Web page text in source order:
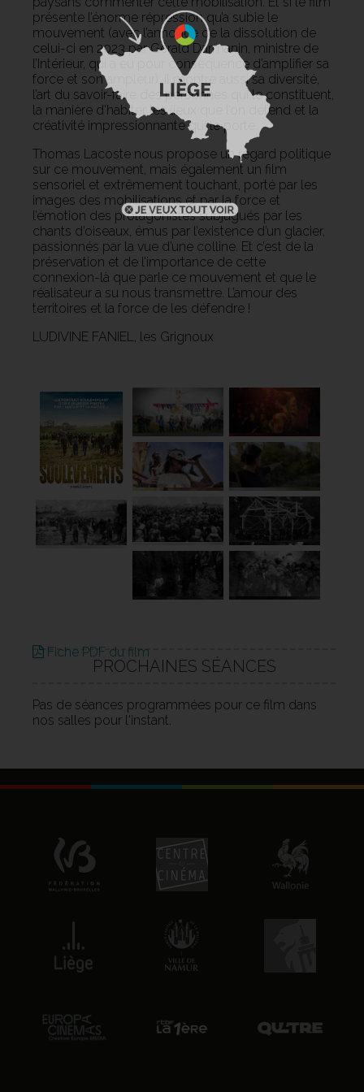
présente l’énorme répression qu’a subie le
mouvement (avec l’annonce de la dissolution de
celui-ci en 2023 par Gérald Darmanin, ministre de
l’Intérieur, qui a eu pour conséquence d’amplifier sa
force et son ampleur), il montre aussi sa diversité,
l’art du savoir-faire des personnes qui le constituent,
la manière d’habiter les lieux que l’on défend et la
créativité impressionnante qui le porte.
Thomas Lacoste nous propose un regard politique
sur ce mouvement, mais également un film
sensoriel et extrêmement touchant, porté par les
images des mobilisations et par la force et
l’émotion des protagonistes subjugués par les
chants d’oiseaux, émus par l’existence d’un glacier,
passionnés par la vue d’une colline. Et c’est de la
préservation et de l’importance de cette
connexion-là que parle ce mouvement et que le
réalisateur a su nous transmettre. L’amour des
territoires et la force de les défendre !
LUDIVINE FANIEL, les Grignoux
Fiche PDF du film
PROCHAINES SÉANCES
Pas de séances programmées pour ce film dans
nos salles pour l'instant.